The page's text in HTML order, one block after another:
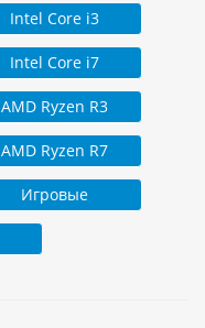
Intel Core i3
Intel Core i7
AMD Ryzen R3
AMD Ryzen R7
Игровые